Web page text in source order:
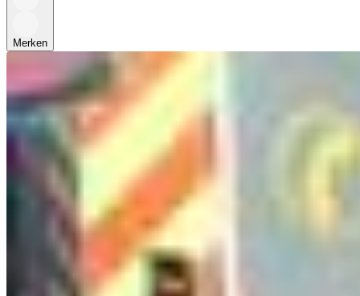
Merken